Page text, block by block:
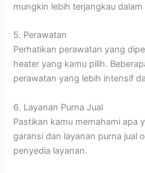
mungkin lebih terjangkau
5. Perawatan
Perhatikan perawatan yang
heater yang kamu pilih.
perawatan yang lebih intensif
6. Layanan Purna Jual
Pastikan kamu memahami apa
garansi dan layanan purna jual
penyedia layanan.